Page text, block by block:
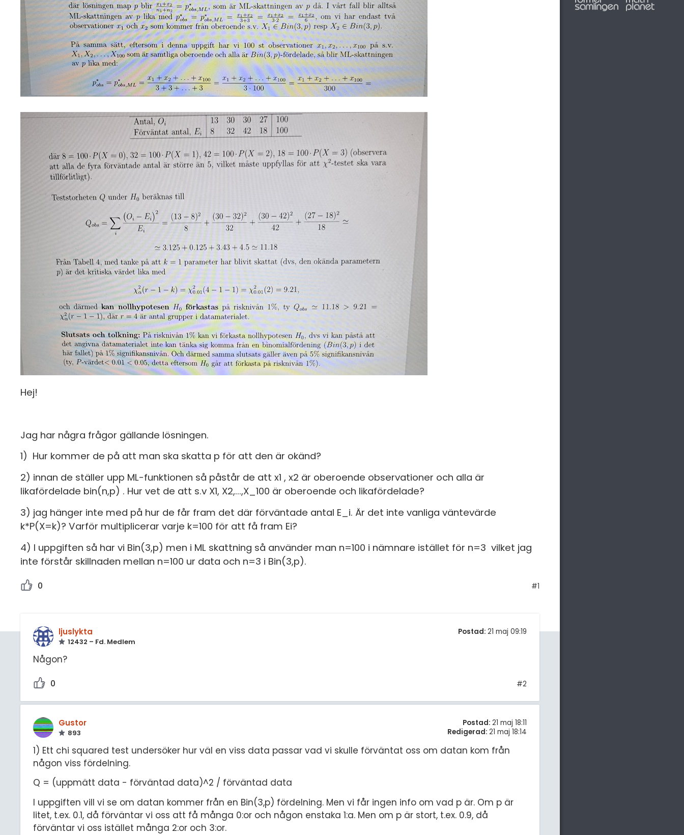
Hej!
Jag har några frågor gällande lösningen.
1) Hur kommer de på att man ska skatta p för att den är okänd?
2) innan de ställer upp ML-funktionen så påstår de att x1 , x2 är oberoende observationer och alla är
likafördelade bin(n,p) . Hur vet de att s.v X1, X2,...,X_100 är oberoende och likafördelade?
3) jag hänger inte med på hur de får fram det där förväntade antal E_i. Är det inte vanliga väntevärde
k*P(X=k)? Varför multiplicerar varje k=100 för att få fram Ei?
4) I uppgiften så har vi Bin(3,p) men i ML skattning så använder man n=100 i nämnare istället för n=3 vilket jag
inte förstår skillnaden mellan n=100 ur data och n=3 i Bin(3,p).
0 #1
ljuslykta
12432 – Fd. Medlem
Postad: 21 maj 09:19
Någon?
0 #2
Gustor
893
Postad: 21 maj 18:11
Redigerad: 21 maj 18:14
1) Ett chi squared test undersöker hur väl en viss data passar vad vi skulle förväntat oss om datan kom från
någon viss fördelning.
Q = (uppmätt data - förväntad data)^2 / förväntad data
I uppgiften vill vi se om datan kommer från en Bin(3,p) fördelning. Men vi får ingen info om vad p är. Om p är
litet, t.ex. 0.1, då förväntar vi oss att få många 0:or och någon enstaka 1:a. Men om p är stort, t.ex. 0.9, då
förväntar vi oss istället många 2:or och 3:or.